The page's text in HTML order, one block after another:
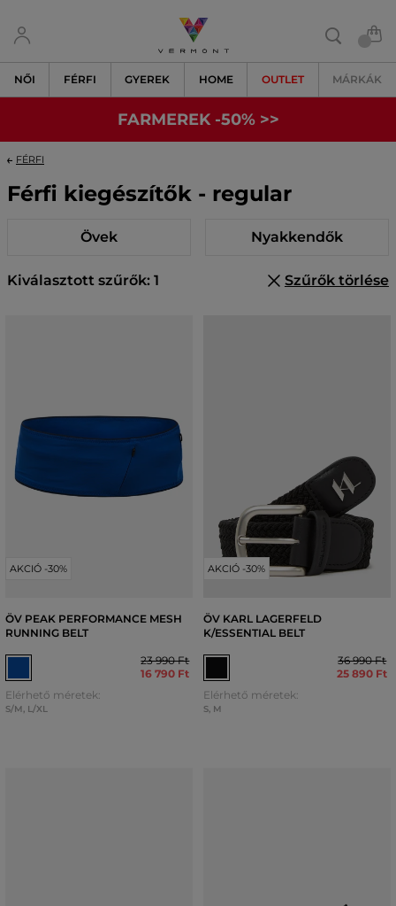
NŐI FÉRFI GYEREK HOME OUTLET MÁRKÁK
FARMEREK -50% >>
FÉRFI
Férfi kiegészítők - regular
Övek Nyakkendők
Kiválasztott szűrők: 1 Szűrők törlése
AKCIÓ -30%
ÖV PEAK PERFORMANCE MESH
RUNNING BELT
23 990 Ft
16 790 Ft
Elérhető méretek:
S/M, L/XL
AKCIÓ -30%
ÖV KARL LAGERFELD
K/ESSENTIAL BELT
36 990 Ft
25 890 Ft
Elérhető méretek:
S, M